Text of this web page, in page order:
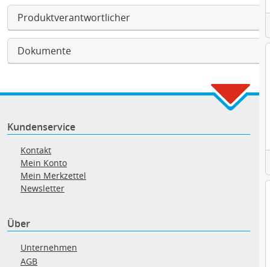
Produktverantwortlicher
Dokumente
Kundenservice
Kontakt
Mein Konto
Mein Merkzettel
Newsletter
Über
Unternehmen
AGB